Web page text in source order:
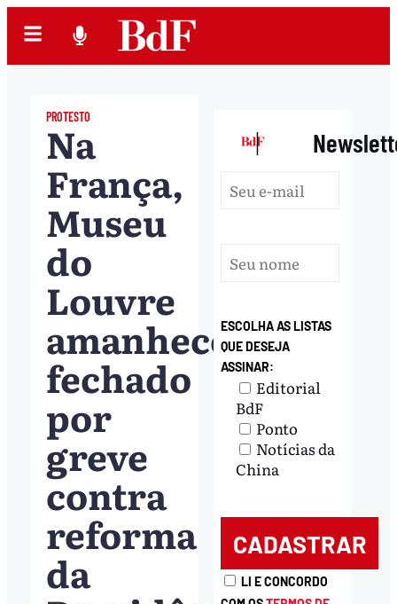
PROTESTO
Na
França,
Museu
do
Louvre
amanhece
fechado
por
greve
contra
reforma
da
|
ESCOLHA AS LISTAS
QUE DESEJA
ASSINAR:
Editorial
BdF
Ponto
Notícias da
China
LI E CONCORDO